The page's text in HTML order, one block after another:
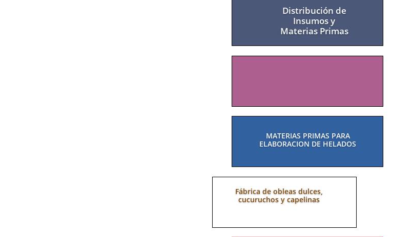
Distribución de
Insumos y
Materias Primas
MATERIAS PRIMAS PARA
ELABORACION DE HELADOS
Fábrica de obleas dulces,
cucuruchos y capelinas